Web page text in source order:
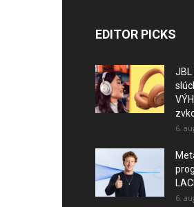
EDITOR PICKS
JBL
6.
6.